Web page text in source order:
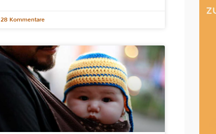
28 Kommentare